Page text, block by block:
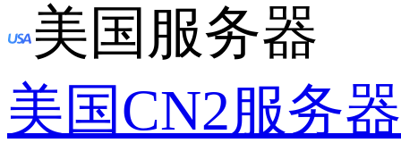
美国服务器
美国CN2服务器